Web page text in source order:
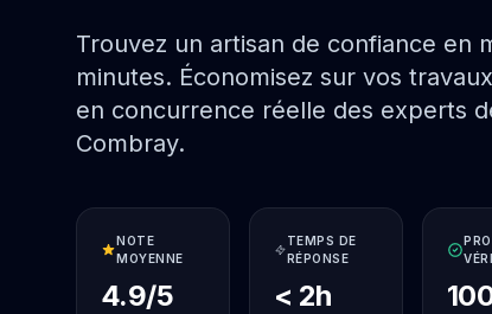
Trouvez un artisan de confiance en
minutes. Économisez sur vos
en concurrence réelle des experts
Combray.
NOTE
MOYENNE
4.9/5
TEMPS DE
RÉPONSE
< 2h